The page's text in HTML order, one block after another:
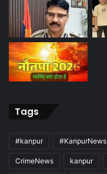
Tags
#kanpur #KanpurNews
CrimeNews kanpur